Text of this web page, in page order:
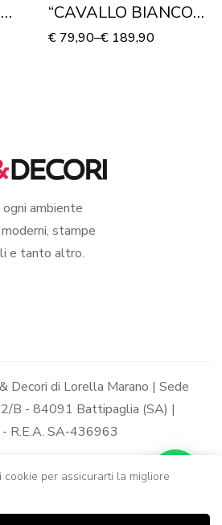
“CAVALLO BIANCO
CHE CORRE”
€ 79,90–€ 189,90
ogni ambiente
stampe
e tanto altro.
di Lorella Marano | Sede
B - 84091 Battipaglia (SA) |
R.E.A. SA-436963
per assicurarti la migliore